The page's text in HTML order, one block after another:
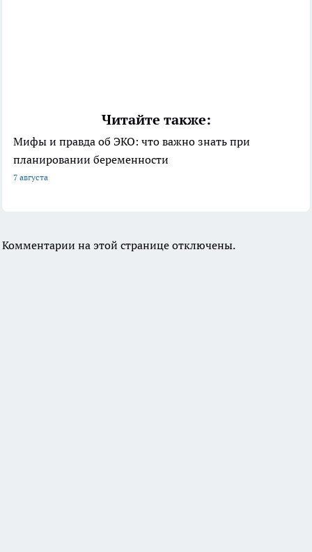
Читайте также:
Мифы и правда об ЭКО: что важно знать при
планировании беременности
7 августа
Комментарии на этой странице отключены.